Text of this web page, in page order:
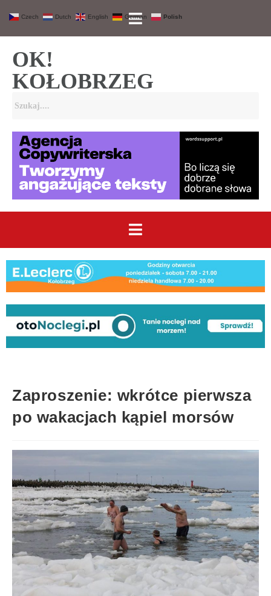
OK!
KOŁOBRZEG
Zaproszenie: wkrótce pierwsza
po wakacjach kąpiel morsów
Czech Dutch English German Polish